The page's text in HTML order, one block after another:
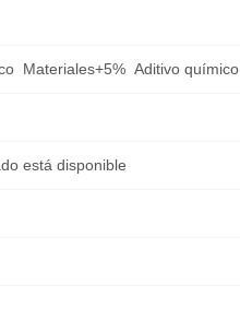
Materiales+5% Aditivo químico
está disponible